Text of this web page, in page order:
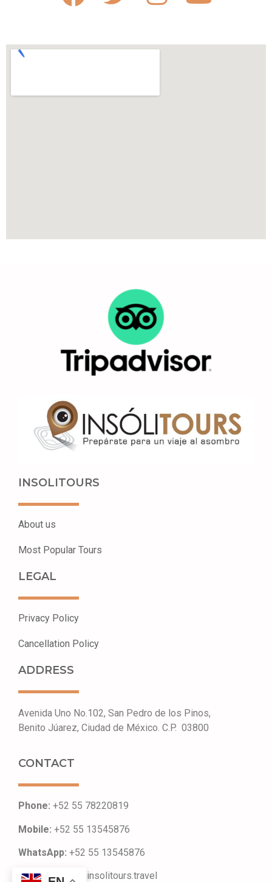
INSOLITOURS
About us
Most Popular Tours
LEGAL
Privacy Policy
Cancellation Policy ​
ADDRESS
Avenida Uno No.102, San Pedro de los Pinos,
Benito Júarez, Ciudad de México. C.P. 03800
CONTACT
Phone: +52 55 78220819
Mobile: +52 55 13545876
WhatsApp: +52 55 13545876
Email: contact@insolitours.travel